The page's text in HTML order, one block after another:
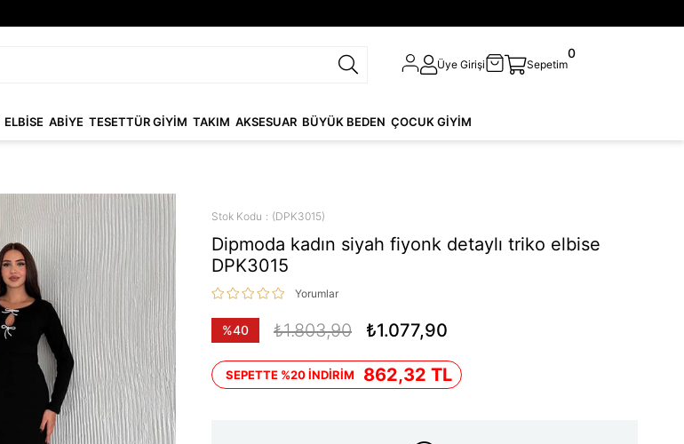
Üye Girişi Sepetim
0
ELBİSE ABİYE TESETTÜR GİYİM TAKIM AKSESUAR BÜYÜK BEDEN ÇOCUK GİYİM
Stok Kodu (DPK3015)
Dipmoda kadın siyah fiyonk detaylı triko elbise
DPK3015
Yorumlar
%40
₺1.803,90 ₺1.077,90
SEPETTE %20 İNDİRİM 862,32 TL